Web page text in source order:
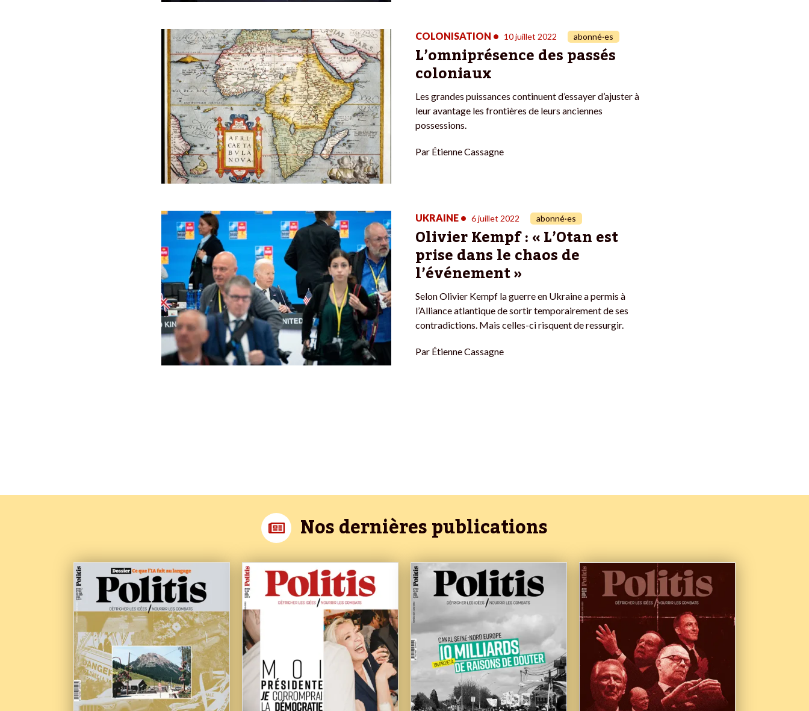
COLONISATION • 10 juillet 2022 abonné·es
L’omniprésence des passés
coloniaux
Les grandes puissances continuent d’essayer d’ajuster à
leur avantage les frontières de leurs anciennes
possessions.
Par Étienne Cassagne
UKRAINE • 6 juillet 2022 abonné·es
Olivier Kempf : « L’Otan est
prise dans le chaos de
l’événement »
Selon Olivier Kempf la guerre en Ukraine a permis à
l’Alliance atlantique de sortir temporairement de ses
contradictions. Mais celles-ci risquent de ressurgir.
Par Étienne Cassagne
Nos dernières publications